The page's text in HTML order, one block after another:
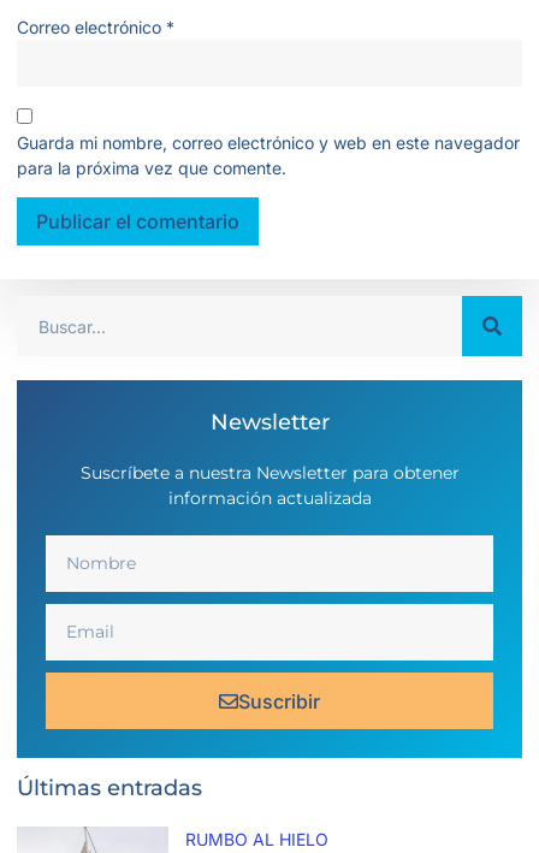
Correo electrónico *
Guarda mi nombre, correo electrónico y web en este navegador
para la próxima vez que comente.
Newsletter
Suscríbete a nuestra Newsletter para obtener
información actualizada
Suscribir
Últimas entradas
RUMBO AL HIELO